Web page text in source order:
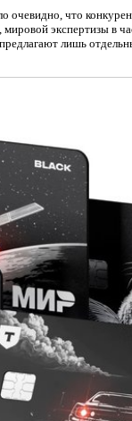
очевидно, что
экспертизы в
лишь